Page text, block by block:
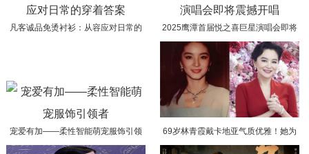
凡客诚品免烫衬衫：从容应对日常的
2025鹰潭首届悦之喜巨星演唱会即将
震撼开唱
宠爱有加——柔性智能萌宠服饰引领
者
69岁林青霞戴卡地亚气质优雅！她为
什么是“岁月不败的美人”？